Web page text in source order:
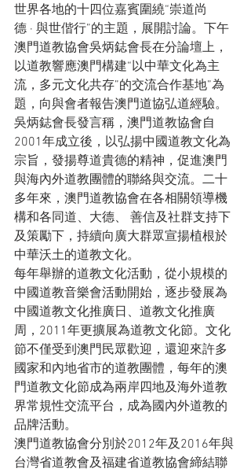
世界各地的十四位嘉賓圍繞“崇道尚
德 · 與世偕行”的主題，展開討論。下午
澳門道教協會吳炳鋕會長在分論壇上，
以道教響應澳門構建“以中華文化為主
流，多元文化共存”的交流合作基地”為
題，向與會者報告澳門道協弘道經驗。
吳炳鋕會長發言稱，澳門道教協會自
2001年成立後，以弘揚中國道教文化為
宗旨，發揚尊道貴德的精神，促進澳門
與海內外道教團體的聯絡與交流。二十
多年來，澳門道教協會在各相關領導機
構和各同道、大德、 善信及社群支持下
及策勵下，持續向廣大群眾宣揚植根於
中華沃土的道教文化。
每年舉辦的道教文化活動，從小規模的
中國道教音樂會活動開始，逐步發展為
中國道教文化推廣日、道教文化推廣
周，2011年更擴展為道教文化節。文化
節不僅受到澳門民眾歡迎，還迎來許多
國家和內地省市的道教團體，每年的澳
門道教文化節成為兩岸四地及海外道教
界常規性交流平台，成為國內外道教的
品牌活動。
澳門道教協會分別於2012年及2016年與
台灣省道教會及福建省道教協會締結聯